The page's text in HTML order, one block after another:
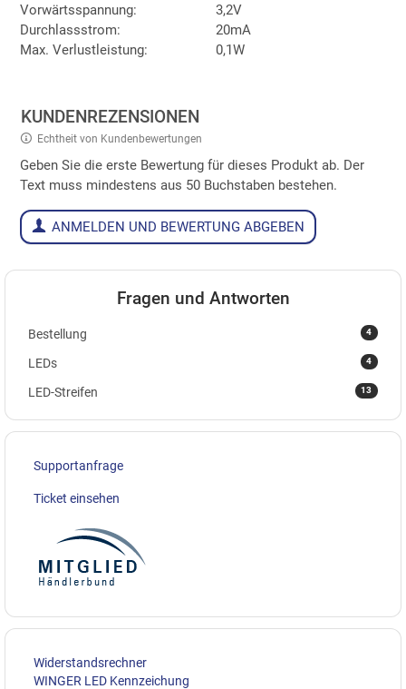
Vorwärtsspannung:
3,2V
Durchlassstrom:
20mA
Max. Verlustleistung:
0,1W
KUNDENREZENSIONEN
Echtheit von Kundenbewertungen
Geben Sie die erste Bewertung für dieses Produkt ab. Der
Text muss mindestens aus 50 Buchstaben bestehen.
ANMELDEN UND BEWERTUNG ABGEBEN
Fragen und Antworten
4
Bestellung
4
LEDs
13
LED-Streifen
Supportanfrage
Ticket einsehen
Widerstandsrechner
WINGER LED Kennzeichung